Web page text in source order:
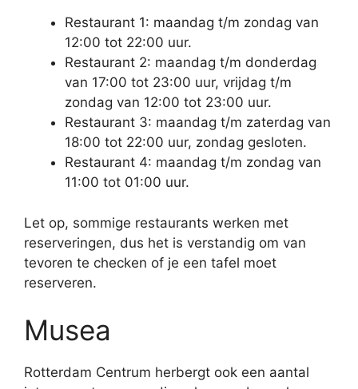
Restaurant 1: maandag t/m zondag van
12:00 tot 22:00 uur.
Restaurant 2: maandag t/m donderdag
van 17:00 tot 23:00 uur, vrijdag t/m
zondag van 12:00 tot 23:00 uur.
Restaurant 3: maandag t/m zaterdag van
18:00 tot 22:00 uur, zondag gesloten.
Restaurant 4: maandag t/m zondag van
11:00 tot 01:00 uur.
Let op, sommige restaurants werken met
reserveringen, dus het is verstandig om van
tevoren te checken of je een tafel moet
reserveren.
Musea
Rotterdam Centrum herbergt ook een aantal